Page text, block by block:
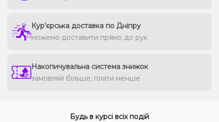
Кур'єрська доставка по Дніпру
можемо доставити прямо до рук
Накопичувальна система знижок
замовляй більше, плати менше
Будь в курсі всіх подій